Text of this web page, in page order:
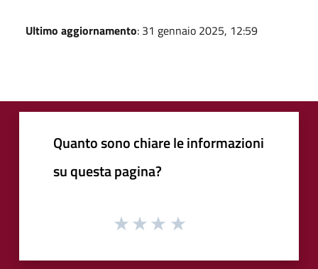
Ultimo aggiornamento: 31 gennaio 2025, 12:59
Quanto sono chiare le informazioni
su questa pagina?